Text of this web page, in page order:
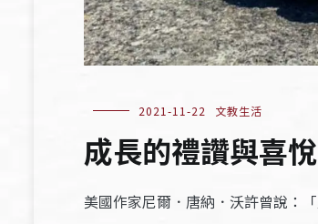
2021-11-22 文教生活
成長的禮讚與喜
美國作家尼爾．唐納．沃許曾說：